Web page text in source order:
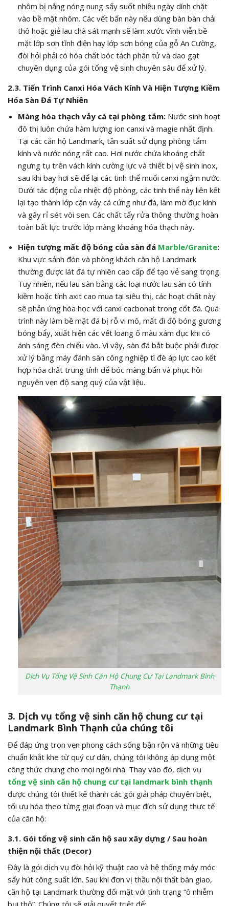
nhôm bị nắng nóng nung sấy suốt nhiều ngày dính chặt
vào bề mặt nhôm. Các vết bẩn này nếu dùng bàn bàn chải
thô hoặc giẻ lau chà sát mạnh sẽ làm xước vĩnh viễn bề
mặt lớp sơn tĩnh điện hay lớp sơn bóng của gỗ An Cường,
đòi hỏi phải có hóa chất bóc tách phân tử và dao gạt
chuyên dụng của gói tổng vệ sinh chuyên sâu để xử lý.
2.3. Tiến Trình Canxi Hóa Vách Kính Và Hiện Tượng Kiềm
Hóa Sàn Đá Tự Nhiên
Màng hóa thạch vảy cá tại phòng tắm:Nước sinh hoạt
đô thị luôn chứa hàm lượng ion canxi và magie nhất định.
Tại các căn hộ Landmark, tần suất sử dụng phòng tắm
kính và nước nóng rất cao. Hơi nước chứa khoáng chất
ngưng tụ trên vách kính cường lực và thiết bị vệ sinh inox,
sau khi bay hơi sẽ để lại các tinh thể muối canxi ngậm nước.
Dưới tác động của nhiệt độ phòng, các tinh thể này liên kết
lại tạo thành lớp cặn vảy cá cứng như đá, làm mờ đục kính
và gây rỉ sét vòi sen. Các chất tẩy rửa thông thường hoàn
toàn bất lực trước lớp màng khoáng hóa thạch này.
Hiện tượng mất độ bóng của sàn đá Marble/Granite:
Khu vực sảnh đón và phòng khách căn hộ Landmark
thường được lát đá tự nhiên cao cấp để tạo vẻ sang trọng.
Tuy nhiên, nếu lau sàn bằng các loại nước lau sàn có tính
kiềm hoặc tính axit cao mua tại siêu thị, các hoạt chất này
sẽ phản ứng hóa học với canxi cacbonat trong cốt đá. Quá
trình này làm bề mặt đá bị rỗ vi mô, mất đi độ bóng gương
bóng bẩy, xuất hiện các vết loang ố màu xám đục khi có
ánh sáng đèn chiếu vào. Vì vậy, sàn đá bắt buộc phải được
xử lý bằng máy đánh sàn công nghiệp tì đè áp lực cao kết
hợp hóa chất trung tính để bóc màng bẩn và phục hồi
nguyên vẹn độ sang quý của vật liệu.
Dịch Vụ Tổng Vệ Sinh Căn Hộ Chung Cư Tại Landmark Bình
Thạnh
3. Dịch vụ tổng vệ sinh căn hộ chung cư tại
Landmark Bình Thạnh của chúng tôi
Để đáp ứng trọn vẹn phong cách sống bận rộn và những tiêu
chuẩn khắt khe từ quý cư dân, chúng tôi không áp dụng một
công thức chung cho mọi ngôi nhà. Thay vào đó, dịch vụ
tổng vệ sinh căn hộ chung cư tại landmark bình thạnh
được chúng tôi thiết kế thành các gói giải pháp chuyên biệt,
tối ưu hóa theo từng giai đoạn và mục đích sử dụng thực tế
của căn hộ:
3.1. Gói tổng vệ sinh căn hộ sau xây dựng / Sau hoàn
thiện nội thất (Decor)
Đây là gói dịch vụ đòi hỏi kỹ thuật cao và hệ thống máy móc
sấy hút công suất lớn. Sau khi đơn vị thầu nội thất bàn giao,
căn hộ tại Landmark thường đối mặt với tình trạng “ô nhiễm
bụi thô”. Chúng tôi sẽ giải quyết triệt để: